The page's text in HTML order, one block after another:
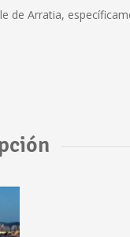
de Arratia,